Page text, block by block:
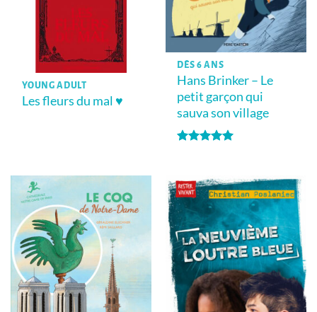
YOUNG ADULT
Les fleurs du mal ♥
DÈS 6 ANS
Hans Brinker – Le
petit garçon qui
sauva son village